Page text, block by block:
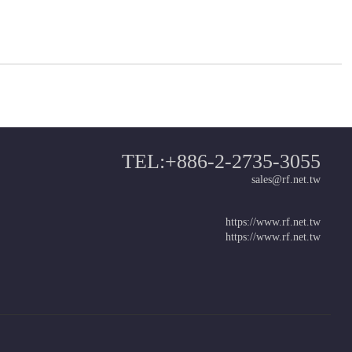
TEL:+886-2-2735-3055
sales@rf.net.tw
https://www.rf.net.tw
https://www.rf.net.tw